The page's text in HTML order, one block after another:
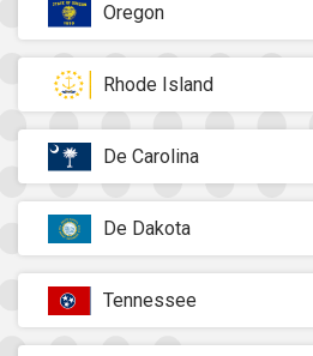
Oregon
Rhode Island
De Carolina
De Dakota
Tennessee